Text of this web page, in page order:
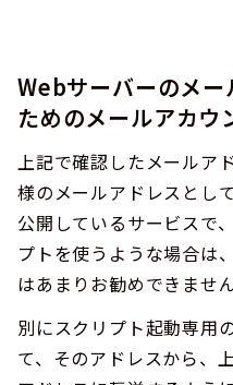
Webサーバーのメー
ためのメールアカウ
上記で確認したメールア
様のメールアドレスとし
公開しているサービスで
プトを使うような場合は
はあまりお勧めできません
別にスクリプト起動専用
て、そのアドレスから、